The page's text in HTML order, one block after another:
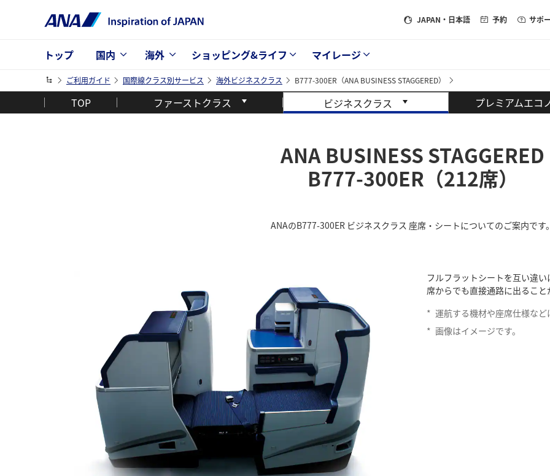
JAPAN ・日本語 予約 サポ
トップ 国内 海外 ショッピング&ライフ マイレージ
ご利用ガイド 国際線クラス別サービス 海外ビジネスクラス B777-300ER（ANA BUSINESS STAGGERED）
TOP ファーストクラス ビジネスクラス プレミアムエコ
ANA BUSINESS STAGGERED
B777-300ER（212席）
ANAのB777-300ER ビジネスクラス 座席・シートについてのご案内です
フルフラットシートを互い違
席からでも直接通路に出るこ
* 運航する機材や座席仕様な
* 画像はイメージです。